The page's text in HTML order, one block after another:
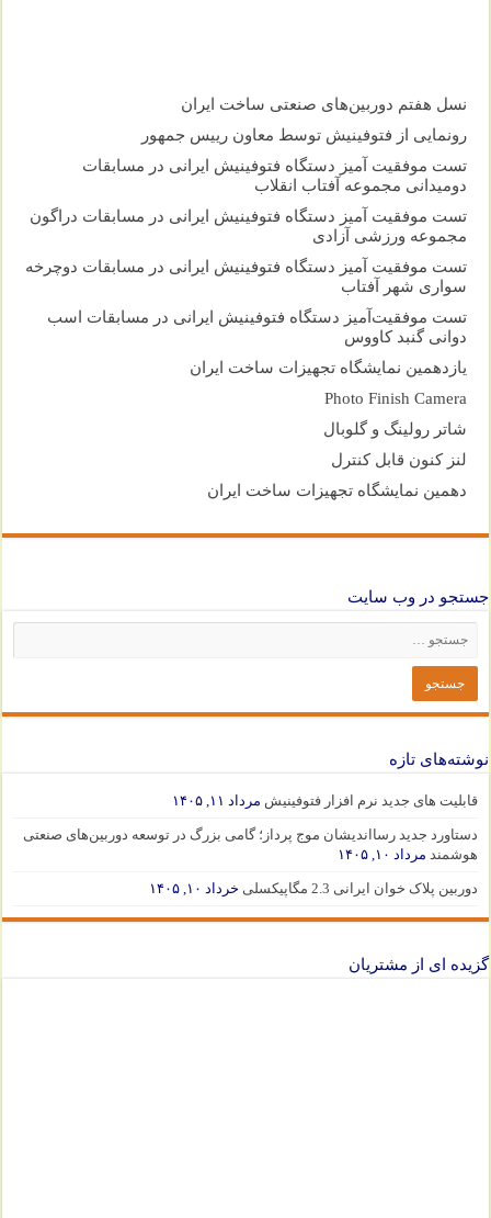
نسل هفتم دوربین‌های صنعتی ساخت ایران
رونمایی از فتوفینیش توسط معاون رییس جمهور
تست موفقیت آمیز دستگاه فتوفینیش ایرانی در مسابقات
دومیدانی مجموعه آفتاب انقلاب
تست موفقیت آمیز دستگاه فتوفینیش ایرانی در مسابقات دراگون
مجموعه ورزشی آزادی
تست موفقیت آمیز دستگاه فتوفینیش ایرانی در مسابقات دوچرخه
سواری شهر آفتاب
تست موفقیت‌آمیز دستگاه فتوفینیش ایرانی در مسابقات اسب
دوانی گنبد کاووس
یازدهمین نمایشگاه تجهیزات ساخت ایران
Photo Finish Camera
شاتر رولینگ و گلوبال
لنز کنون قابل کنترل
دهمین نمایشگاه تجهیزات ساخت ایران
جستجو در وب سایت
نوشته‌های تازه
قابلیت های جدید نرم افزار فتوفینیش مرداد ۱۱, ۱۴۰۵
دستاورد جدید رسااندیشان موج پرداز؛ گامی بزرگ در توسعه دوربین‌های صنعتی
هوشمند مرداد ۱۰, ۱۴۰۵
دوربین پلاک خوان ایرانی 2.3 مگاپیکسلی خرداد ۱۰, ۱۴۰۵
گزیده ای از مشتریان